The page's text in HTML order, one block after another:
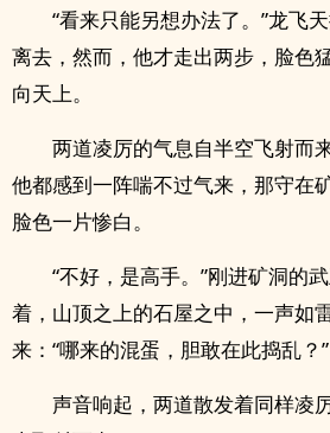
“看来只能另想办法了。”龙飞
离去，然而，他才走出两步，脸色
向天上。
两道凌厉的气息自半空飞射而
他都感到一阵喘不过气来，那守在
脸色一片惨白。
“不好，是高手。”刚进矿洞的
着，山顶之上的石屋之中，一声如
来：“哪来的混蛋，胆敢在此捣乱？”
声音响起，两道散发着同样凌